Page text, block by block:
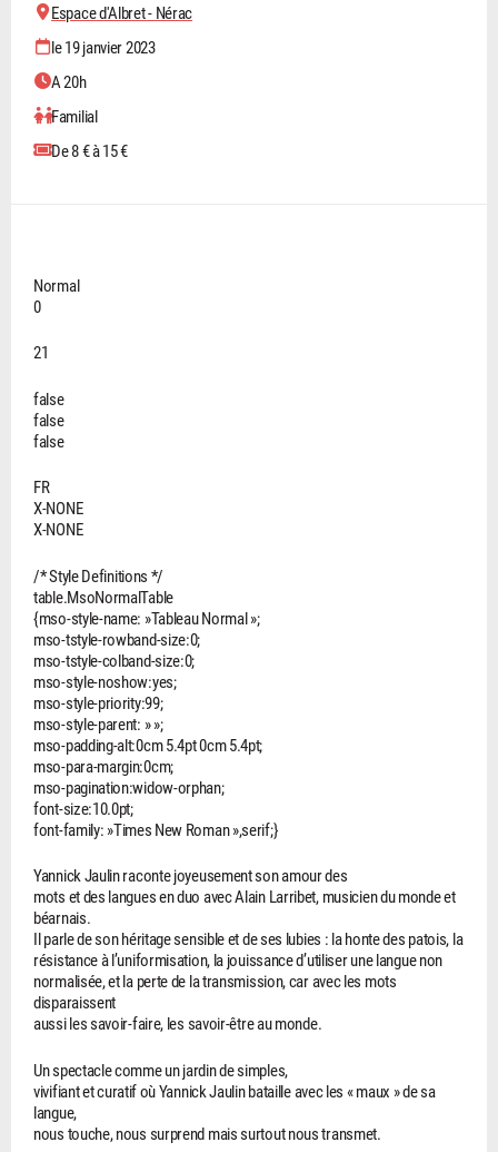
Espace d'Albret - Nérac
le 19 janvier 2023
A 20h
Familial
De 8 € à 15 €
Normal
0
21
false
false
false
FR
X-NONE
X-NONE
/* Style Definitions */
table.MsoNormalTable
{mso-style-name: »Tableau Normal »;
mso-tstyle-rowband-size:0;
mso-tstyle-colband-size:0;
mso-style-noshow:yes;
mso-style-priority:99;
mso-style-parent: » »;
mso-padding-alt:0cm 5.4pt 0cm 5.4pt;
mso-para-margin:0cm;
mso-pagination:widow-orphan;
font-size:10.0pt;
font-family: »Times New Roman »,serif;}
Yannick Jaulin raconte joyeusement son amour des
mots et des langues en duo avec Alain Larribet, musicien du monde et
béarnais.
Il parle de son héritage sensible et de ses lubies : la honte des patois, la
résistance à l’uniformisation, la jouissance d’utiliser une langue non
normalisée, et la perte de la transmission, car avec les mots
disparaissent
aussi les savoir-faire, les savoir-être au monde.
Un spectacle comme un jardin de simples,
vivifiant et curatif où Yannick Jaulin bataille avec les « maux » de sa
langue,
nous touche, nous surprend mais surtout nous transmet.